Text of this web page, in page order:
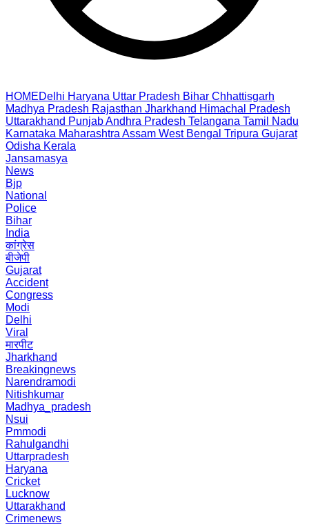
HOMEDelhi Haryana Uttar Pradesh Bihar Chhattisgarh
Madhya Pradesh Rajasthan Jharkhand Himachal Pradesh
Uttarakhand PunjabAndhra Pradesh Telangana Tamil Nadu
Karnataka Maharashtra Assam West Bengal Tripura Gujarat
Odisha Kerala
Jansamasya
News
Bjp
National
Police
Bihar
India
कांग्रेस
बीजेपी
Gujarat
Accident
Congress
Modi
Delhi
Viral
मारपीट
Jharkhand
Breakingnews
Narendramodi
Nitishkumar
Madhya_pradesh
Nsui
Pmmodi
Rahulgandhi
Uttarpradesh
Haryana
Cricket
Lucknow
Uttarakhand
Crimenews